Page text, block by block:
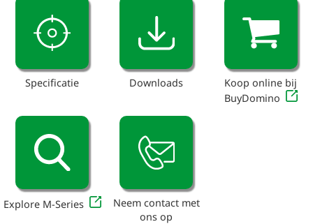
Specificatie Downloads
Koop online bij
BuyDomino
Explore M-Series
Neem contact met
ons op